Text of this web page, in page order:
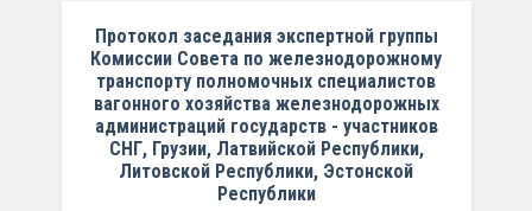
Протокол заседания экспертной группы
Комиссии Совета по железнодорожному
транспорту полномочных специалистов
вагонного хозяйства железнодорожных
администраций государств - участников
СНГ, Грузии, Латвийской Республики,
Литовской Республики, Эстонской
Республики